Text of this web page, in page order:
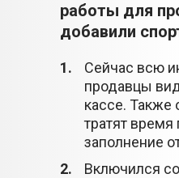
работы для
добавили
Сейчас всю
продавцы
кассе. Также
тратят
заполнение
Включился
1.
2.